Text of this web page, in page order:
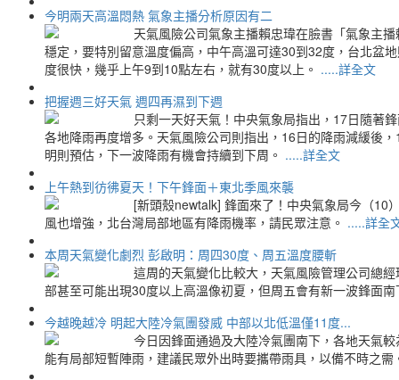
今明兩天高溫悶熱 氣象主播分析原因有二
天氣風險公司氣象主播賴忠瑋在臉書「氣象主
穩定，要特別留意溫度偏高，中午高溫可達30到32度，台北盆
度很快，幾乎上午9到10點左右，就有30度以上。 .....詳全文
把握週三好天氣 週四再濕到下週
只剩一天好天氣！中央氣象局指出，17日隨著
各地降雨再度增多。天氣風險公司則指出，16日的降雨減緩後
明則預估，下一波降雨有機會持續到下周。 .....詳全文
上午熱到彷彿夏天！下午鋒面＋東北季風來襲
[新頭殼newtalk] 鋒面來了！中央氣象局今（10
風也增強，北台灣局部地區有降雨機率，請民眾注意。 .....詳全
本周天氣變化劇烈 彭啟明：周四30度、周五溫度腰斬
這周的天氣變化比較大，天氣風險管理公司總
部甚至可能出現30度以上高溫像初夏，但周五會有新一波鋒面
今越晚越冷 明起大陸冷氣團發威 中部以北低溫僅11度...
今日因鋒面通過及大陸冷氣團南下，各地天氣
能有局部短暫陣雨，建議民眾外出時要攜帶雨具，以備不時之